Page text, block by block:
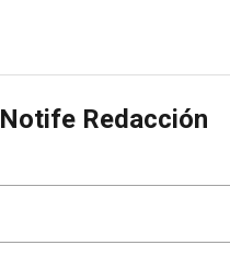
Notife Redacción